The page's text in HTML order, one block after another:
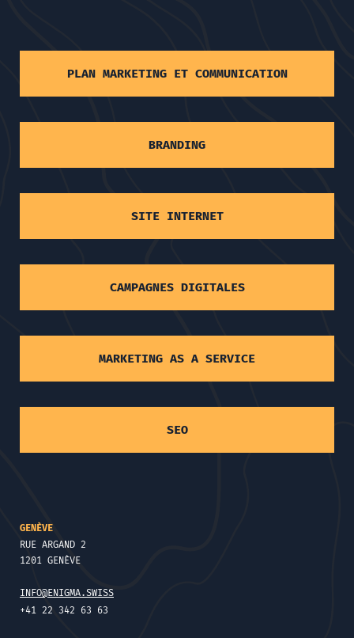
PLAN MARKETING ET COMMUNICATION
BRANDING
SITE INTERNET
CAMPAGNES DIGITALES
MARKETING AS A SERVICE
SEO
GENÈVE
RUE ARGAND 2
1201 GENÈVE
INFO@ENIGMA.SWISS
+41 22 342 63 63